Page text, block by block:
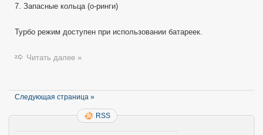
7. Запасные кольца (о-ринги)
Турбо режим доступен при использовании батареек.
Читать далее »
Следующая страница »
RSS